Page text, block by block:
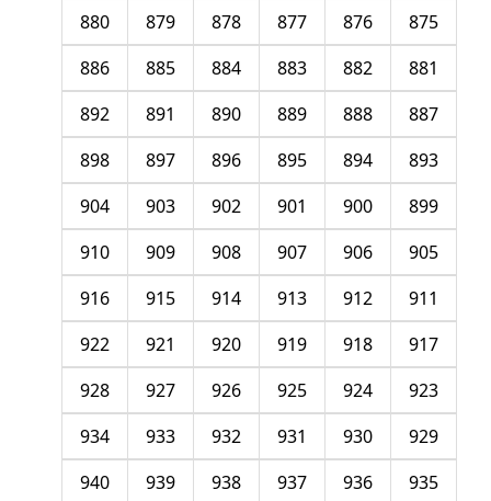
875
876
877
878
879
880
881
882
883
884
885
886
887
888
889
890
891
892
893
894
895
896
897
898
899
900
901
902
903
904
905
906
907
908
909
910
911
912
913
914
915
916
917
918
919
920
921
922
923
924
925
926
927
928
929
930
931
932
933
934
935
936
937
938
939
940